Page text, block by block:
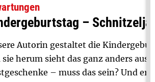
–
Autorin gestaltet die
sie herum sieht das ganz anders
– muss das sein? Und